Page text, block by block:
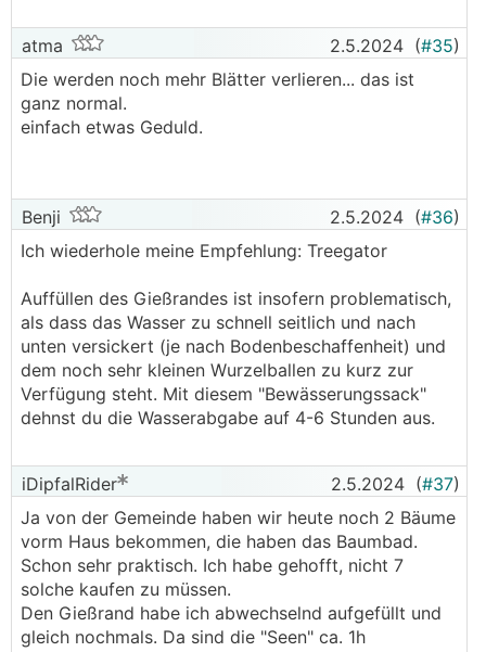
atma 2.5.2024 (#35)
Die werden noch mehr Blätter verlieren... das ist
ganz normal.
einfach etwas Geduld.
Benji 2.5.2024 (#36)
Ich wiederhole meine Empfehlung: Treegator
Auffüllen des Gießrandes ist insofern problematisch,
als dass das Wasser zu schnell seitlich und nach
unten versickert (je nach Bodenbeschaffenheit) und
dem noch sehr kleinen Wurzelballen zu kurz zur
Verfügung steht. Mit diesem "Bewässerungssack"
dehnst du die Wasserabgabe auf 4-6 Stunden aus.
iDipfalRider 2.5.2024 (#37)
Ja von der Gemeinde haben wir heute noch 2 Bäume
vorm Haus bekommen, die haben das Baumbad.
Schon sehr praktisch. Ich habe gehofft, nicht 7
solche kaufen zu müssen.
Den Gießrand habe ich abwechselnd aufgefüllt und
gleich nochmals. Da sind die "Seen" ca. 1h